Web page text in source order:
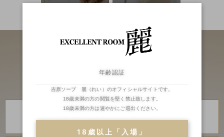
川崎・堀之内
琥珀
川崎・堀之内
金瓶梅
年齢認証
吉原ソープ 麗（れい）のオフィシャルサイトです。
18歳未満の方の閲覧を堅く禁止致します。
18歳未満の方は速やかにご退出ください。
18歳以上「入場」